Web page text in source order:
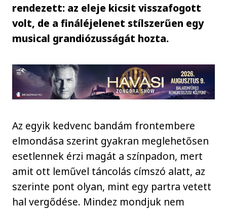
rendezett: az eleje kicsit visszafogott
volt, de a fináléjelenet stílszerűen egy
musical grandiózusságát hozta.
Az egyik kedvenc bandám frontembere
elmondása szerint gyakran meglehetősen
esetlennek érzi magát a színpadon, mert
amit ott leművel táncolás címszó alatt, az
szerinte pont olyan, mint egy partra vetett
hal vergődése. Mindez mondjuk nem